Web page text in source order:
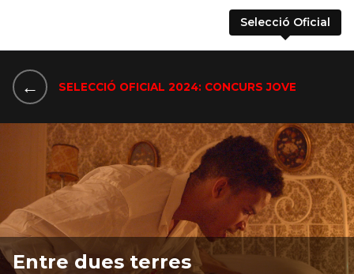
Selecció Oficial
← SELECCIÓ OFICIAL 2024: CONCURS JOVE
Entre dues terres